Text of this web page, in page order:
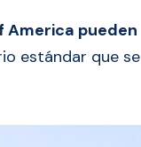
America pueden
estándar que se